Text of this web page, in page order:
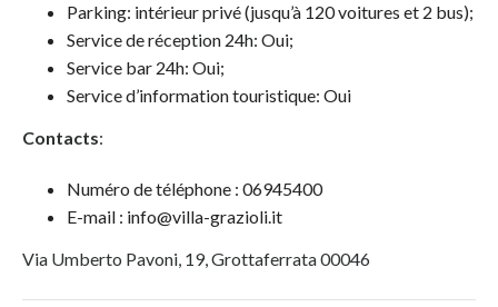
Parking: intérieur privé (jusqu’à 120 voitures et 2 bus);
Service de réception 24h: Oui;
Service bar 24h: Oui;
Service d’information touristique: Oui
Contacts:
Numéro de téléphone : 06945400
E-mail : info@villa-grazioli.it
Via Umberto Pavoni, 19, Grottaferrata 00046